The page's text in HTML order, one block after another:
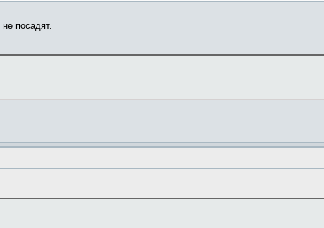
посадят.